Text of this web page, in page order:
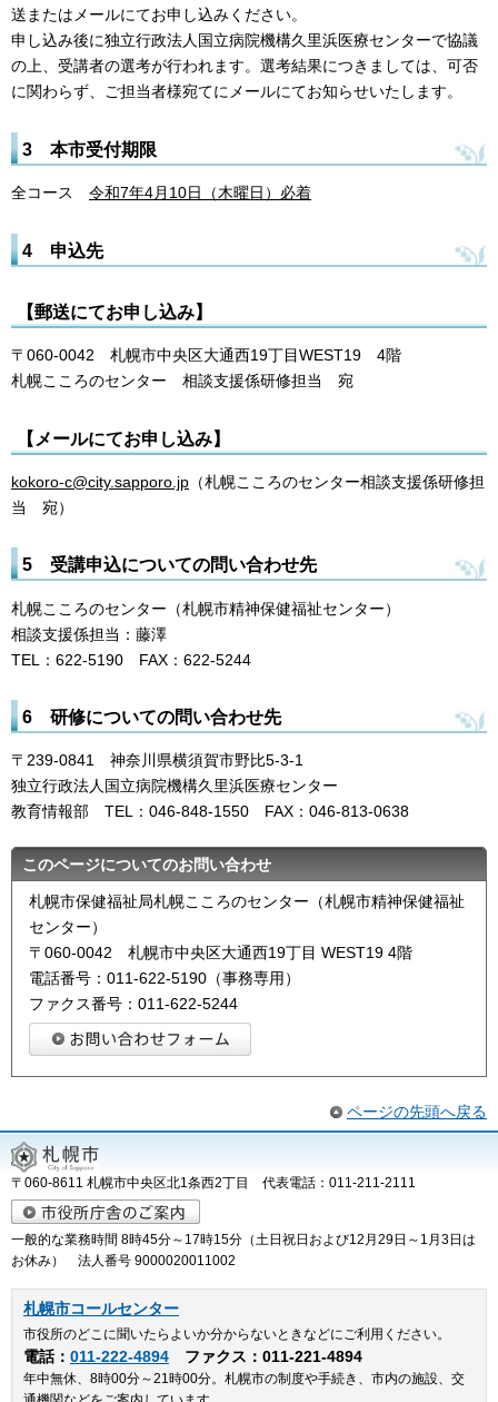
送またはメールにてお申し込みください。
申し込み後に独立行政法人国立病院機構久里浜医療センターで協議
の上、受講者の選考が行われます。選考結果につきましては、可否
に関わらず、ご担当者様宛てにメールにてお知らせいたします。
3 本市受付期限
全コース 令和7年4月10日（木曜日）必着
4 申込先
【郵送にてお申し込み】
〒060-0042 札幌市中央区大通西19丁目WEST19 4階
札幌こころのセンター 相談支援係研修担当 宛
【メールにてお申し込み】
kokoro-c@city.sapporo.jp （札幌こころのセンター相談支援係研修担
当 宛）
5 受講申込についての問い合わせ先
札幌こころのセンター（札幌市精神保健福祉センター）
相談支援係担当：藤澤
TEL：622-5190 FAX：622-5244
6 研修についての問い合わせ先
〒239-0841 神奈川県横須賀市野比5-3-1
独立行政法人国立病院機構久里浜医療センター
教育情報部 TEL：046-848-1550 FAX：046-813-0638
このページについてのお問い合わせ
札幌市保健福祉局札幌こころのセンター（札幌市精神保健福祉
センター）
〒060-0042 札幌市中央区大通西19丁目 WEST19 4階
電話番号：011-622-5190（事務専用）
ファクス番号：011-622-5244
ページの先頭へ戻る
〒060-8611 札幌市中央区北1条西2丁目 代表電話：011-211-2111
一般的な業務時間 8時45分～17時15分（土日祝日および12月29日～1月3日は
お休み） 法人番号 9000020011002
札幌市コールセンター
市役所のどこに聞いたらよいか分からないときなどにご利用ください。
電話： 011-222-4894 ファクス：011-221-4894
年中無休、8時00分～21時00分。札幌市の制度や手続き、市内の施設、交